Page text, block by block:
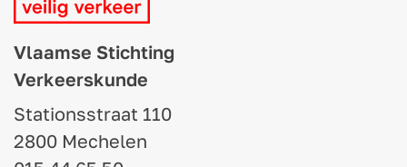
Vlaamse Stichting
Verkeerskunde
Stationsstraat 110
2800 Mechelen